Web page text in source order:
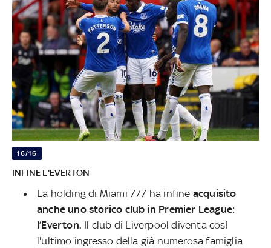
16/16
INFINE L'EVERTON
La holding di Miami 777 ha infine acquisito
anche uno storico club in Premier League:
l’Everton. Il club di Liverpool diventa così
l'ultimo ingresso della già numerosa famiglia